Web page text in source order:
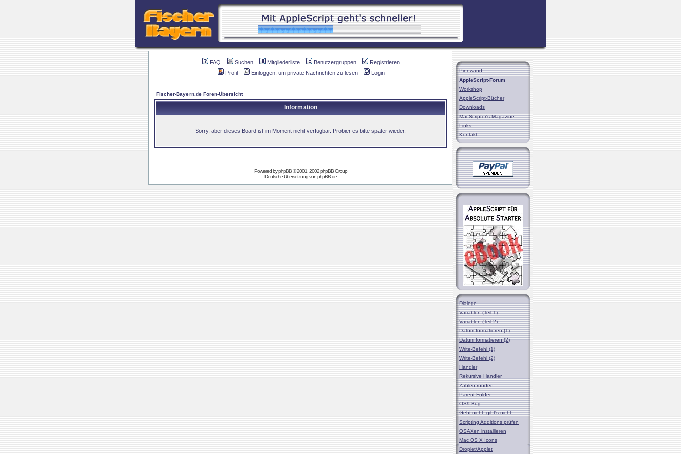
FAQ Suchen Mitgliederliste Benutzergruppen
Registrieren
Profil
Einloggen, um private Nachrichten zu lesen Login
Fischer-Bayern.de Foren-Übersicht
Information
Sorry, aber dieses Board ist im Moment nicht verfügbar. Probier es bitte später wieder.
Powered byphpBB© 2001, 2002 phpBB Group
Deutsche Übersetzung vonphpBB.de
Pinnwand
AppleScript-Forum
Workshop
AppleScript-Bücher
Downloads
MacScripter's Magazine
Links
Kontakt
Dialoge
Variablen (Teil 1)
Variablen (Teil 2)
Datum formatieren (1)
Datum formatieren (2)
Write-Befehl (1)
Write-Befehl (2)
Handler
Rekursive Handler
Zahlen runden
Parent Folder
OS9-Bug
Geht nicht, gibt's nicht
Scripting Additions prüfen
OSAXen installieren
Mac OS X Icons
Droplet/Applet